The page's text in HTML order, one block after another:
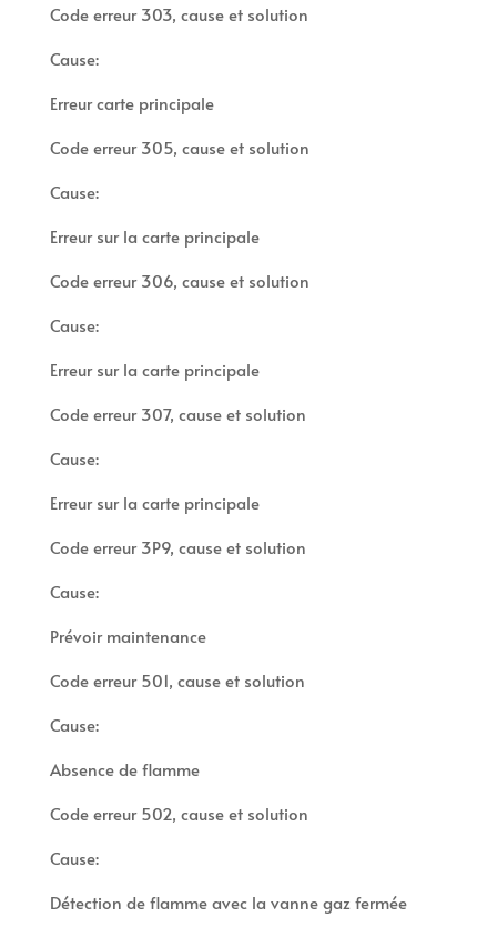
Code erreur 303, cause et solution
Cause:
Erreur carte principale
Code erreur 305, cause et solution
Cause:
Erreur sur la carte principale
Code erreur 306, cause et solution
Cause:
Erreur sur la carte principale
Code erreur 307, cause et solution
Cause:
Erreur sur la carte principale
Code erreur 3P9, cause et solution
Cause:
Prévoir maintenance
Code erreur 501, cause et solution
Cause:
Absence de flamme
Code erreur 502, cause et solution
Cause:
Détection de flamme avec la vanne gaz fermée